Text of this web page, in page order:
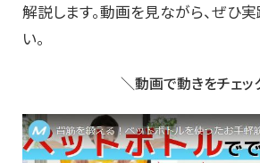
解説します。動画を見ながら、ぜひ
い。
＼動画で動きをチェッ